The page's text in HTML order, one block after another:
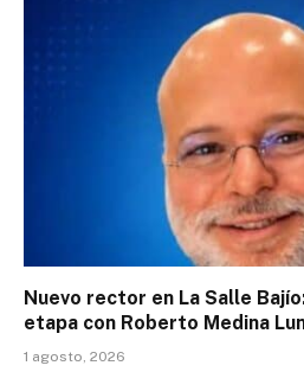
Nuevo rector en La Salle
etapa con Roberto Medina
1 agosto, 2026